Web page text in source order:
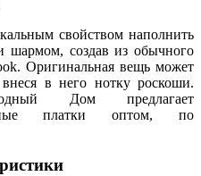
свойством наполнить
шармом, создав из обычного
Оригинальная вещь может
в него нотку роскоши.
Дом предлагает
платки оптом, по